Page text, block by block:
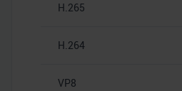
haben oder die sie im Rahmen
H.265
H.264
VP8